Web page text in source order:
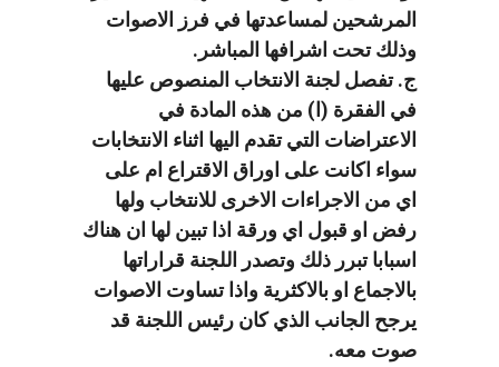
المرشحين لمساعدتها في فرز الاصوات
وذلك تحت اشرافها المباشر.
ج. تفصل لجنة الانتخاب المنصوص عليها
في الفقرة (ا) من هذه المادة في
الاعتراضات التي تقدم اليها اثناء الانتخابات
سواء اكانت على اوراق الاقتراع ام على
اي من الاجراءات الاخرى للانتخاب ولها
رفض او قبول اي ورقة اذا تبين لها ان هناك
اسبابا تبرر ذلك وتصدر اللجنة قراراتها
بالاجماع او بالاكثرية واذا تساوت الاصوات
يرجح الجانب الذي كان رئيس اللجنة قد
صوت معه.